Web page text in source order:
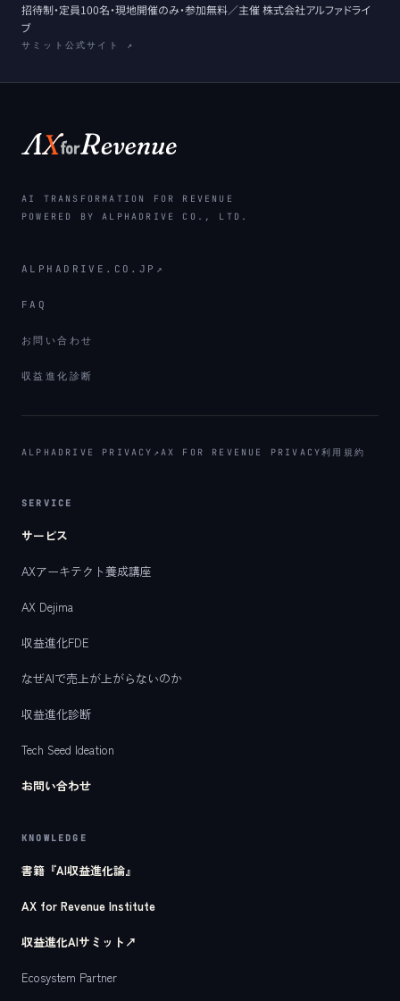
招待制・定員100名・現地開催のみ・参加無料／主催株式会社アルファドライ
ブ
サミット公式サイト ↗
AI TRANSFORMATION FOR REVENUE
POWERED BY ALPHADRIVE CO., LTD.
ALPHADRIVE.CO.JP ↗
FAQ
お問い合わせ
収益進化診断
ALPHADRIVE PRIVACY ↗ AX FOR REVENUE PRIVACY利用規約
SERVICE
サービス
AXアーキテクト養成講座
AX Dejima
収益進化FDE
なぜAIで売上が上がらないのか
収益進化診断
Tech Seed Ideation
お問い合わせ
KNOWLEDGE
書籍『AI収益進化論』
AX for Revenue Institute
収益進化AIサミット ↗
Ecosystem Partner